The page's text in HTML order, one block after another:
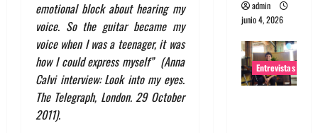
emotional block about hearing my
voice. So the guitar became my
voice when I was a teenager, it was
how I could express myself” (Anna
Calvi interview: Look into my eyes.
The Telegraph, London. 29 October
2011).
admin
junio 4, 2026
Entrevistas